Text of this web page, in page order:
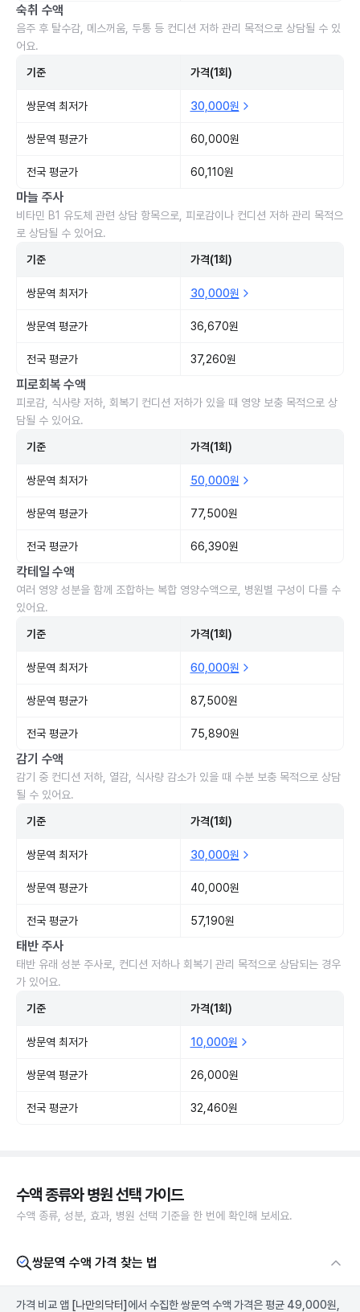
숙취 수액
음주 후 탈수감, 메스꺼움, 두통 등 컨디션 저하 관리 목적으로 상담될 수 있
어요.
기준 가격(1회)
쌍문역 최저가 30,000원
쌍문역 평균가 60,000원
전국 평균가 60,110원
마늘 주사
비타민 B1 유도체 관련 상담 항목으로, 피로감이나 컨디션 저하 관리 목적으
로 상담될 수 있어요.
기준 가격(1회)
쌍문역 최저가 30,000원
쌍문역 평균가 36,670원
전국 평균가 37,260원
피로회복 수액
피로감, 식사량 저하, 회복기 컨디션 저하가 있을 때 영양 보충 목적으로 상
담될 수 있어요.
기준 가격(1회)
쌍문역 최저가 50,000원
쌍문역 평균가 77,500원
전국 평균가 66,390원
칵테일 수액
여러 영양 성분을 함께 조합하는 복합 영양수액으로, 병원별 구성이 다를 수
있어요.
기준 가격(1회)
쌍문역 최저가 60,000원
쌍문역 평균가 87,500원
전국 평균가 75,890원
감기 수액
감기 중 컨디션 저하, 열감, 식사량 감소가 있을 때 수분 보충 목적으로 상담
될 수 있어요.
기준 가격(1회)
쌍문역 최저가 30,000원
쌍문역 평균가 40,000원
전국 평균가 57,190원
태반 주사
태반 유래 성분 주사로, 컨디션 저하나 회복기 관리 목적으로 상담되는 경우
가 있어요.
기준 가격(1회)
쌍문역 최저가 10,000원
쌍문역 평균가 26,000원
전국 평균가 32,460원
수액 종류와 병원 선택 가이드
수액 종류, 성분, 효과, 병원 선택 기준을 한 번에 확인해 보세요.
쌍문역 수액 가격 찾는 법
가격 비교 앱 [나만의닥터] 에서 수집한 쌍문역 수액 가격은 평균 49,000원,